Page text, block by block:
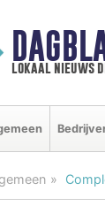
lokaal nieuws